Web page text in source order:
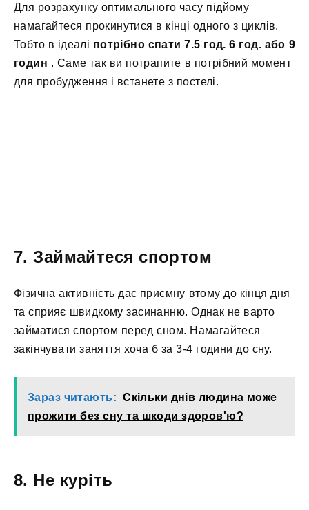
Для розрахунку оптимального часу підйому
намагайтеся прокинутися в кінці одного з циклів.
Тобто в ідеалі потрібно спати 7.5 год. 6 год. або 9
годин . Саме так ви потрапите в потрібний момент
для пробудження і встанете з постелі.
7. Займайтеся спортом
Фізична активність дає приємну втому до кінця дня
та сприяє швидкому засинанню. Однак не варто
займатися спортом перед сном. Намагайтеся
закінчувати заняття хоча б за 3-4 години до сну.
Зараз читають: Скільки днів людина може
прожити без сну та шкоди здоров'ю?
8. Не куріть